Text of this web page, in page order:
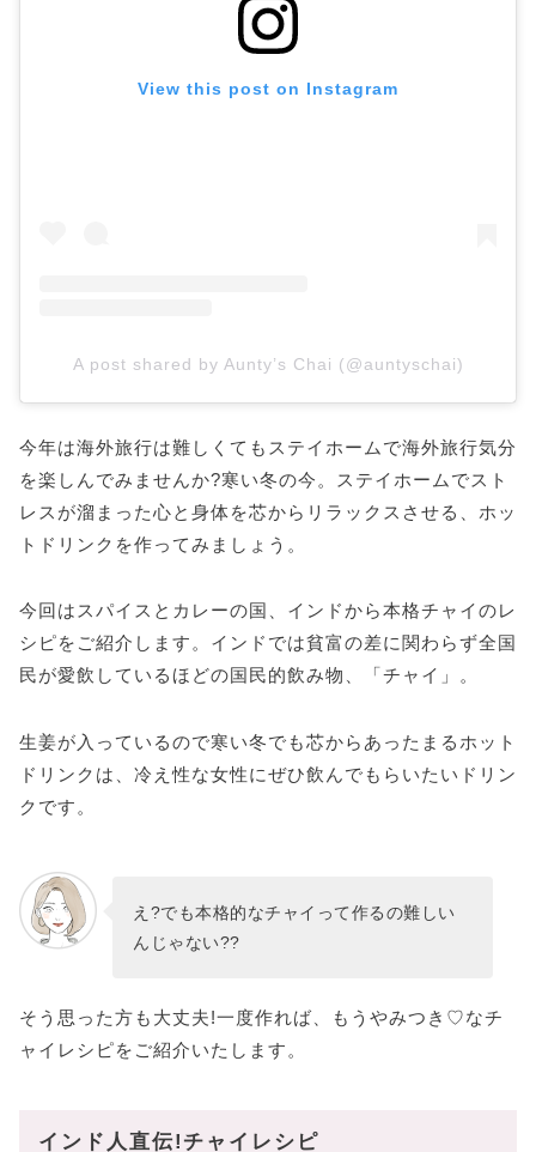
View this post on Instagram
A post shared by Aunty’s Chai (@auntyschai)
今年は海外旅行は難しくてもステイホームで海外旅行気分
を楽しんでみませんか?寒い冬の今。ステイホームでスト
レスが溜まった心と身体を芯からリラックスさせる、ホッ
トドリンクを作ってみましょう。
今回はスパイスとカレーの国、インドから本格チャイのレ
シピをご紹介します。インドでは貧富の差に関わらず全国
民が愛飲しているほどの国民的飲み物、「チャイ」。
生姜が入っているので寒い冬でも芯からあったまるホット
ドリンクは、冷え性な女性にぜひ飲んでもらいたいドリン
クです。
え?でも本格的なチャイって作るの難しい
んじゃない??
そう思った方も大丈夫!一度作れば、もうやみつき♡なチ
ャイレシピをご紹介いたします。
インド人直伝!チャイレシピ